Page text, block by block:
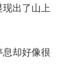
出了山上
却好像很